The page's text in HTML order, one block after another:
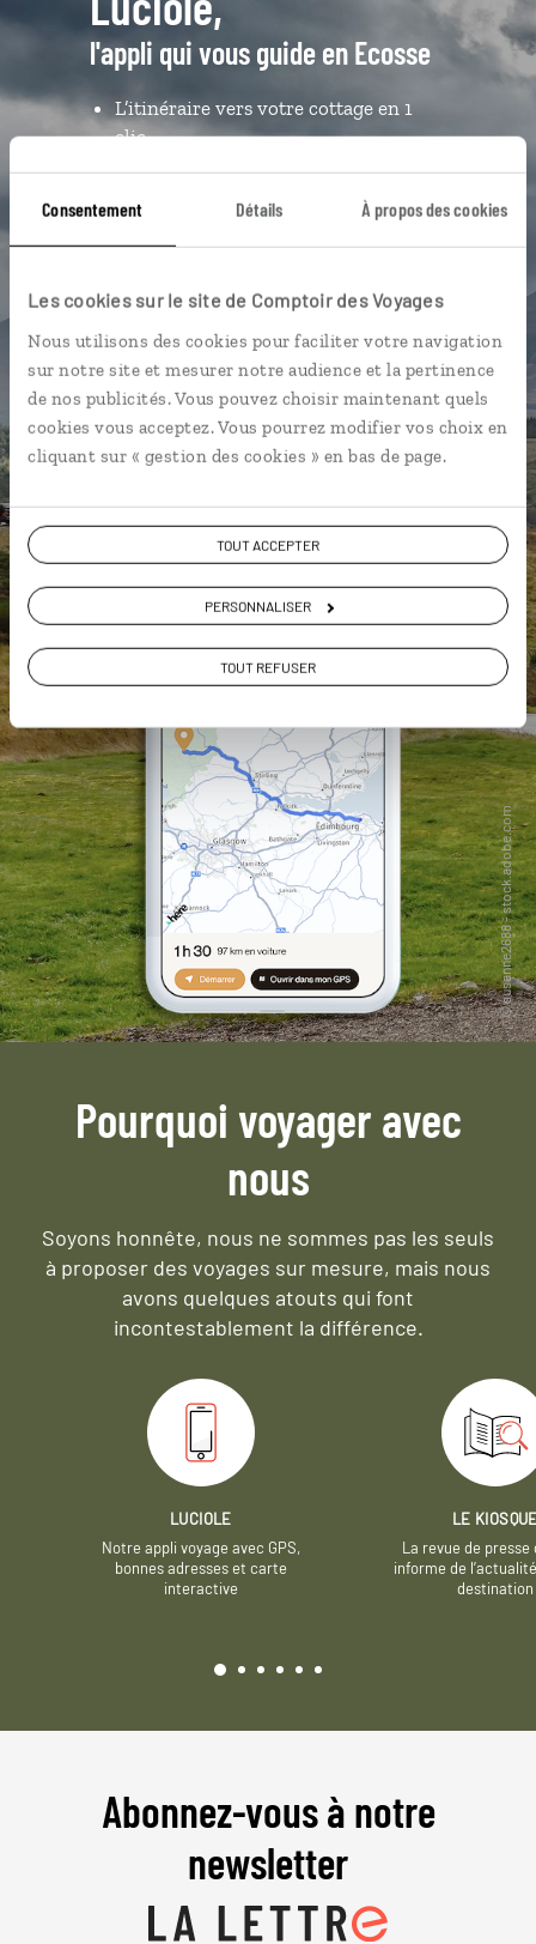
Consentement Détails À propos des cookies
Les cookies sur le site de Comptoir des Voyages
Nous utilisons des cookies pour faciliter votre navigation
sur notre site et mesurer notre audience et la pertinence
de nos publicités. Vous pouvez choisir maintenant quels
cookies vous acceptez. Vous pourrez modifier vos choix en
cliquant sur « gestion des cookies » en bas de page.
TOUT ACCEPTER
PERSONNALISER
TOUT REFUSER
l'appli qui vous guide en Ecosse
L’itinéraire vers votre cottage en 1
clic
Notre sélection de pubs
Les plus beaux châteaux hantés
géolocalisés
L'album souvenirs à composer
vous-même
DÉCOUVRIR LUCIOLE
Pourquoi voyager avec
nous
Soyons honnête, nous ne sommes pas les seuls
à proposer des voyages sur mesure, mais nous
avons quelques atouts qui font
incontestablement la différence.
LUCIOLE
Notre appli voyage avec GPS,
bonnes adresses et carte
interactive
LE
La revue de presse
informe de
destination
Abonnez-vous à notre
newsletter